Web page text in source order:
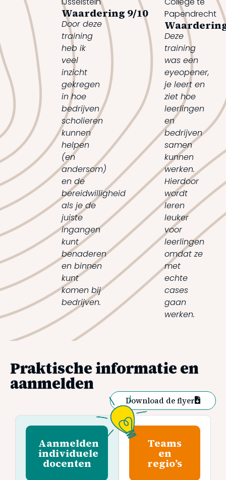
Waardering 9/10
Door deze
training
heb ik
veel
inzicht
gekregen
in hoe
bedrijven
scholieren
kunnen
helpen
(en
andersom)
en de
bereidwilligheid
als je de
juiste
ingangen
kunt
benaderen
en binnen
kunt
komen bij
bedrijven.
Papendrecht
Deze
training
was een
eyeopener,
je leert en
ziet hoe
leerlingen
en
bedrijven
samen
kunnen
werken.
Hierdoor
wordt
leren
leuker
voor
leerlingen
omdat ze
met
echte
cases
gaan
werken.
Praktische informatie en
aanmelden
Download de flyer
Aanmelden
individuele
docenten
Teams
en
regio’s